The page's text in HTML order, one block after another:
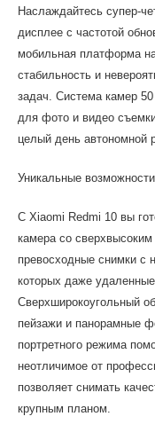
Наслаждайтесь супер-
дисплее с частотой
мобильная платформа
стабильность и
задач. Система камер
для фото и видео
целый день автономной
Уникальные
С Xiaomi Redmi 10 вы
камера со
превосходные снимки с
которых даже
Сверхширокоугольный
пейзажи и панорамные
портретного режима
неотличимое от
позволяет снимать
крупным планом.